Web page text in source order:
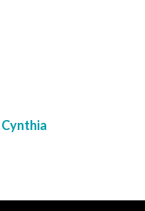
Cynthia